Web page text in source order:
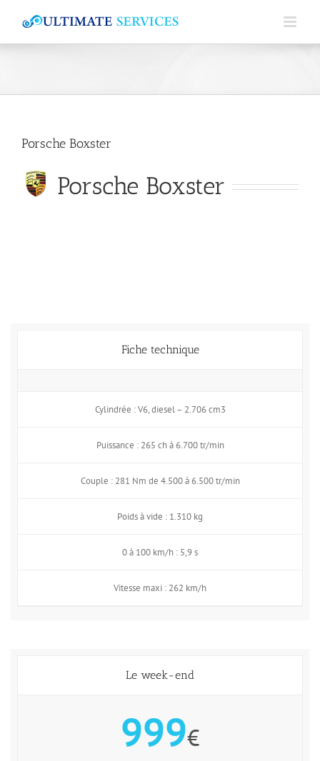
Porsche Boxster
Porsche Boxster
Fiche technique
Cylindrée : V6, diesel – 2.706 cm3
Puissance : 265 ch à 6.700 tr/min
Couple : 281 Nm de 4.500 à 6.500 tr/min
Poids à vide : 1.310 kg
0 à 100 km/h : 5,9 s
Vitesse maxi : 262 km/h
Le week-end
999€